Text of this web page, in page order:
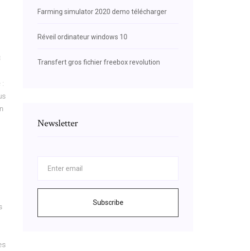
:
Farming simulator 2020 demo télécharger
Réveil ordinateur windows 10
Transfert gros fichier freebox revolution
Newsletter
Subscribe